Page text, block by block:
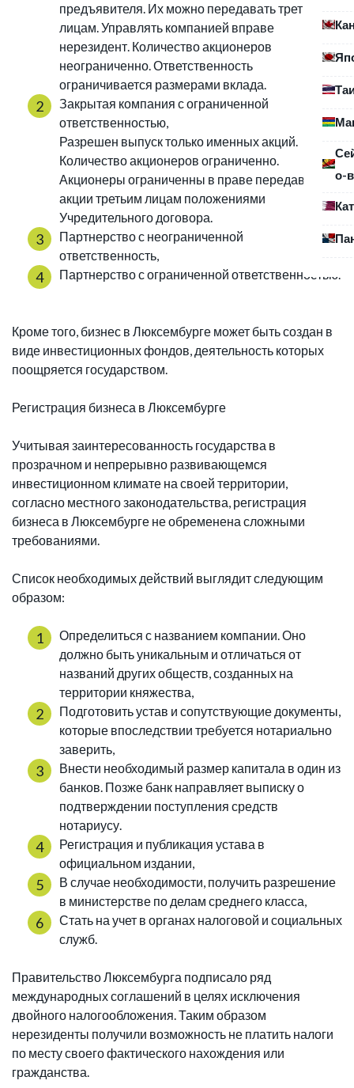
о-
предъявителя. Их можно передавать третьим
лицам. Управлять компанией вправе
нерезидент. Количество акционеров
неограниченно. Ответственность
ограничивается размерами вклада.
Закрытая компания с ограниченной
ответственностью,
Разрешен выпуск только именных акций.
Количество акционеров ограниченно.
Акционеры ограниченны в праве передавать
акции третьим лицам положениями
Учредительного договора.
Партнерство с неограниченной
ответственность,
Партнерство с ограниченной ответственностью.
Кроме того, бизнес в Люксембурге может быть создан в
виде инвестиционных фондов, деятельность которых
поощряется государством.
Регистрация бизнеса в Люксембурге
Учитывая заинтересованность государства в
прозрачном и непрерывно развивающемся
инвестиционном климате на своей территории,
согласно местного законодательства, регистрация
бизнеса в Люксембурге не обременена сложными
требованиями.
Список необходимых действий выглядит следующим
образом:
Определиться с названием компании. Оно
должно быть уникальным и отличаться от
названий других обществ, созданных на
территории княжества,
Подготовить устав и сопутствующие документы,
которые впоследствии требуется нотариально
заверить,
Внести необходимый размер капитала в один из
банков. Позже банк направляет выписку о
подтверждении поступления средств
нотариусу.
Регистрация и публикация устава в
официальном издании,
В случае необходимости, получить разрешение
в министерстве по делам среднего класса,
Стать на учет в органах налоговой и социальных
служб.
Правительство Люксембурга подписало ряд
международных соглашений в целях исключения
двойного налогообложения. Таким образом
нерезиденты получили возможность не платить налоги
по месту своего фактического нахождения или
гражданства.